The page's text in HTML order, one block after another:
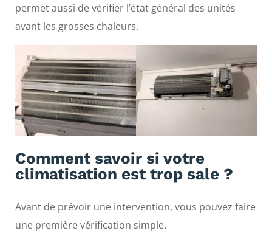
permet aussi de vérifier l’état général des unités
avant les grosses chaleurs.
Comment savoir si votre
climatisation est trop sale ?
Avant de prévoir une intervention, vous pouvez faire
une première vérification simple.